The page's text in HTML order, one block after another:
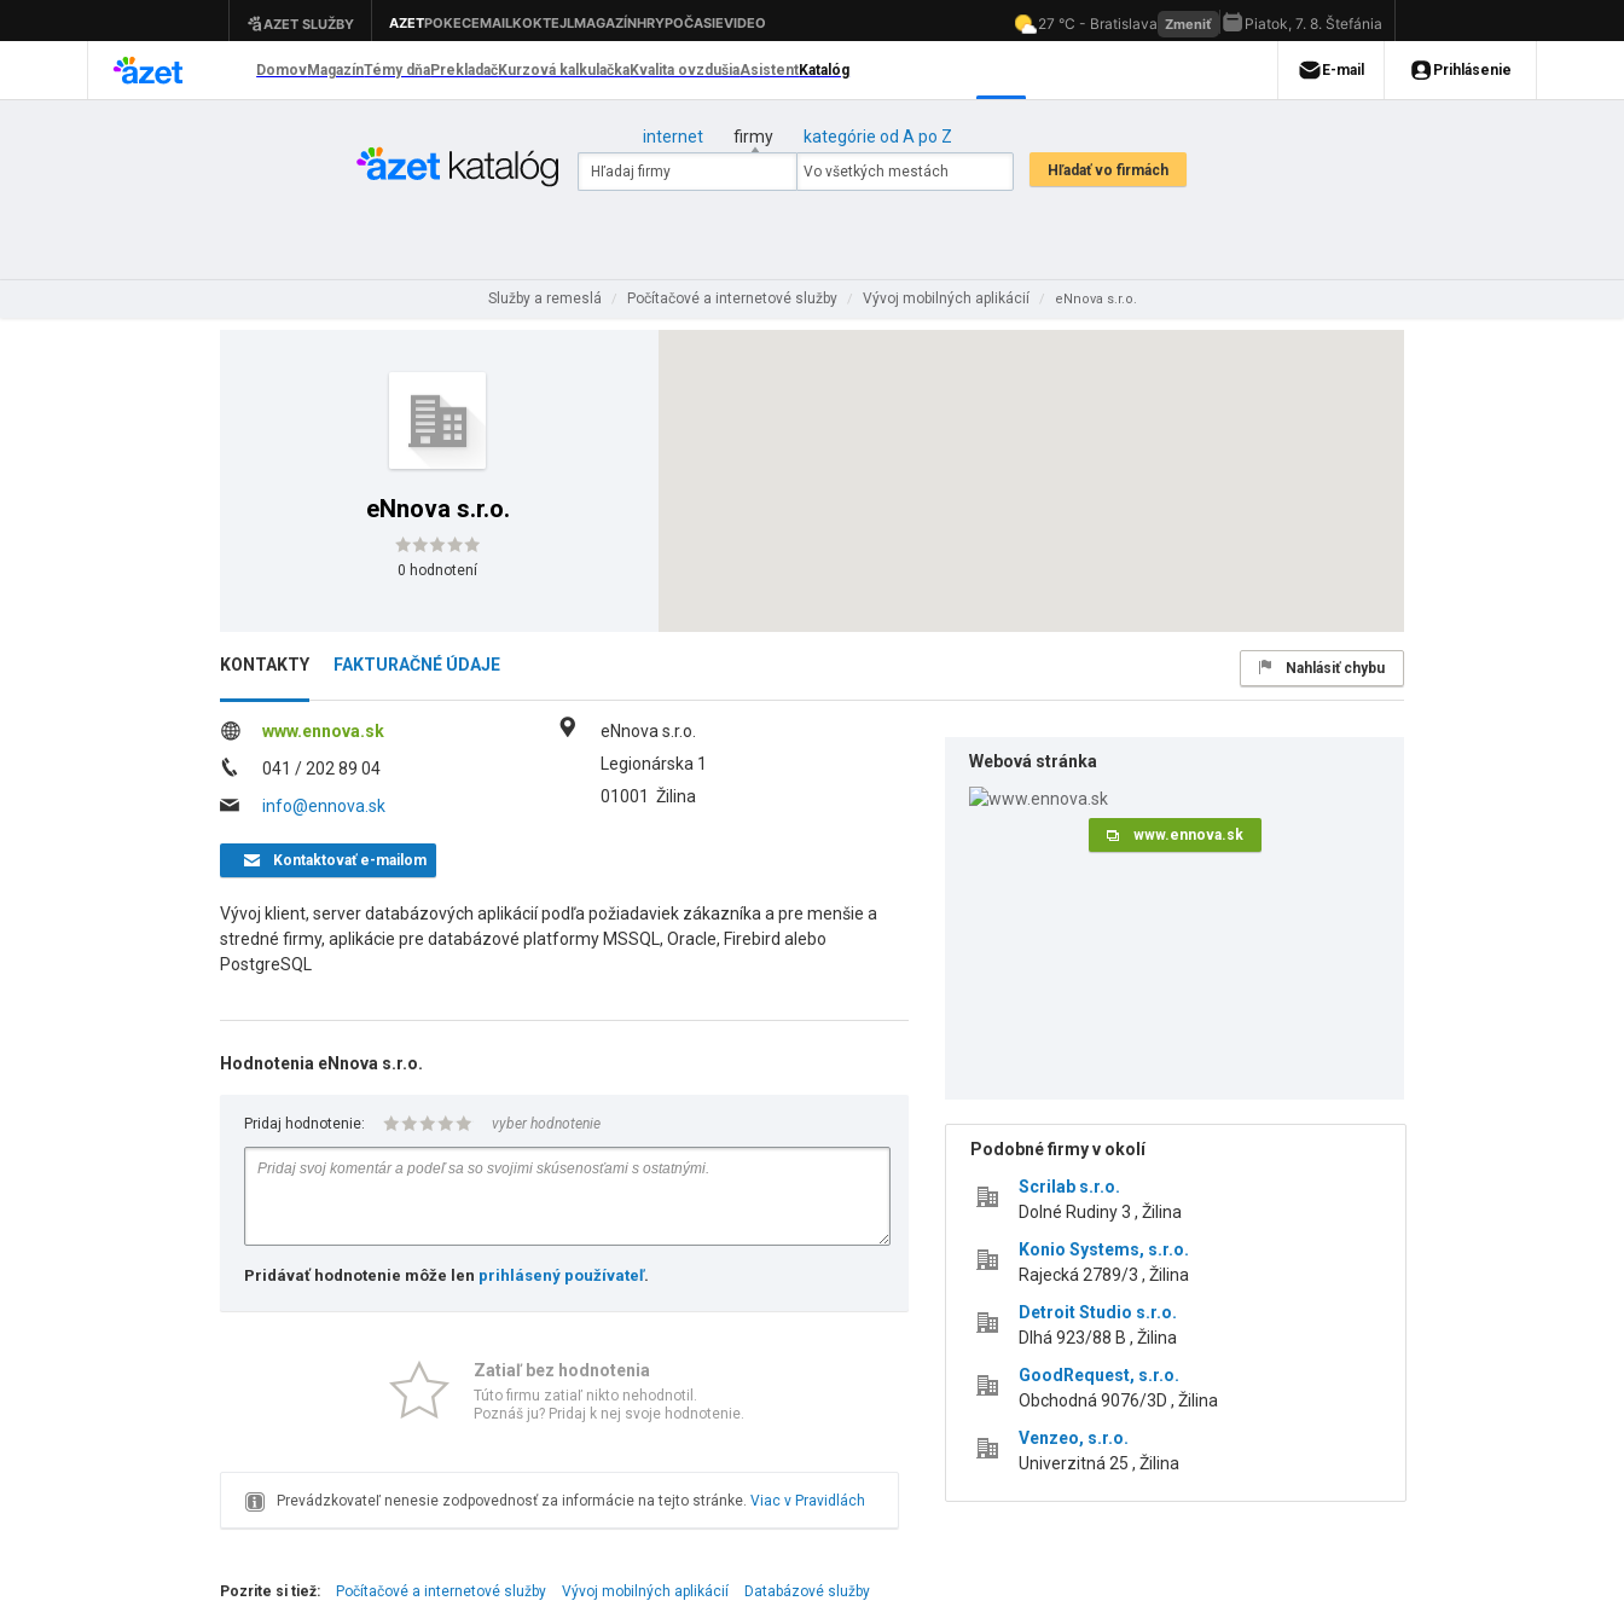
internet firmy kategórie od A po Z
Služby a remeslá / Počítačové a internetové služby / Vývoj mobilných aplikácií / eNnova s.r.o.
eNnova s.r.o.
0 hodnotení
KONTAKTY FAKTURAČNÉ ÚDAJE Nahlásiť chybu
www.ennova.sk
041 / 202 89 04
info@ennova.sk
eNnova s.r.o.
Legionárska 1
01001 Žilina
Kontaktovaťe-mailom
Vývoj klient, server databázových aplikácií podľa požiadaviek zákazníka a pre menšie a
stredné firmy, aplikácie pre databázové platformy MSSQL, Oracle, Firebird alebo
PostgreSQL
Hodnotenia eNnova s.r.o.
Pridaj hodnotenie: vyber hodnotenie
Pridávať hodnotenie môže len prihlásený používateľ.
Zatiaľ bez hodnotenia
Túto firmu zatiaľ nikto nehodnotil.
Poznáš ju? Pridaj k nej svoje hodnotenie.
Prevádzkovateľ nenesie zodpovednosť za informácie na tejto stránke. Viac v Pravidlách
Webová stránka
www.ennova.sk
Podobné firmy v okolí
Scrilab s.r.o.
Dolné Rudiny 3 , Žilina
Konio Systems, s.r.o.
Rajecká 2789/3 , Žilina
Detroit Studio s.r.o.
Dlhá 923/88 B , Žilina
GoodRequest, s.r.o.
Obchodná 9076/3D , Žilina
Venzeo, s.r.o.
Univerzitná 25 , Žilina
Pozrite si tiež: Počítačové a internetové služby Vývoj mobilných aplikácií Databázové služby